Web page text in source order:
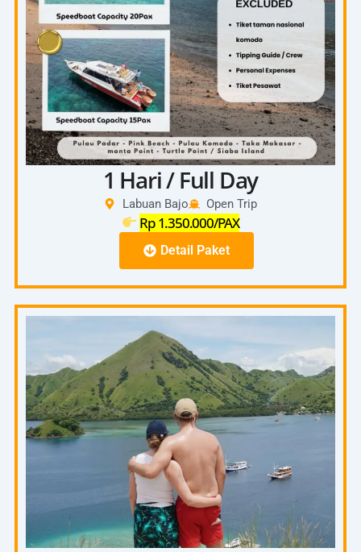
1 Hari / Full Day
Labuan Bajo Open Trip
Rp 1.350.000/PAX
Detail Paket
06.30
Pick Up Hotel – Pelabuhan
07.00
–
08.00
Start To Padar Island
On the spot Pulau Padar ( Trecking Puncak
Pulau Padar)
10.00